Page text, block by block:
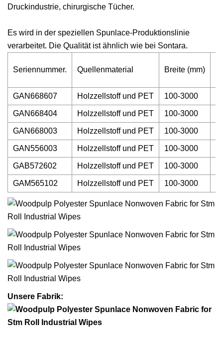
Druckindustrie, chirurgische Tücher.
Es wird in der speziellen Spunlace-Produktionslinie
verarbeitet. Die Qualität ist ähnlich wie bei Sontara.
Seriennummer. Quellenmaterial Breite (mm)
GAN668607 Holzzellstoff und PET 100-3000
GAN668404 Holzzellstoff und PET 100-3000
GAN668003 Holzzellstoff und PET 100-3000
GAN556003 Holzzellstoff und PET 100-3000
GAB572602 Holzzellstoff und PET 100-3000
GAM565102 Holzzellstoff und PET 100-3000
Unsere Fabrik: